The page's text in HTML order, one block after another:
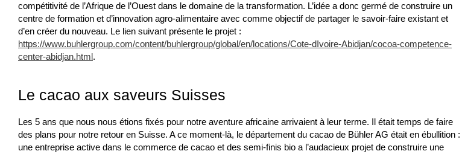
compétitivité de l’Afrique de l’Ouest dans le domaine de la transformation. L’idée a donc germé de construire un
centre de formation et d’innovation agro-alimentaire avec comme objectif de partager le savoir-faire existant et
d’en créer du nouveau. Le lien suivant présente le projet :
https://www.buhlergroup.com/content/buhlergroup/global/en/locations/Cote-dIvoire-Abidjan/cocoa-competence-
center-abidjan.html.
Le cacao aux saveurs Suisses
Les 5 ans que nous nous étions fixés pour notre aventure africaine arrivaient à leur terme. Il était temps de faire
des plans pour notre retour en Suisse. A ce moment-là, le département du cacao de Bühler AG était en ébullition :
une entreprise active dans le commerce de cacao et des semi-finis bio a l’audacieux projet de construire une